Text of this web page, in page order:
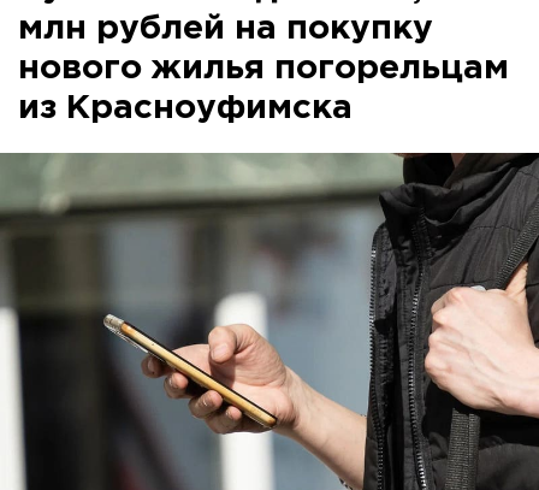
млн рублей на покупку
нового жилья погорельцам
из Красноуфимска